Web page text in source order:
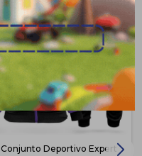
Conjunto Deportivo Expert